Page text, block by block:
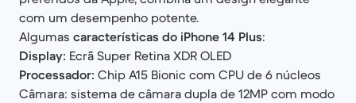
com um desempenho potente.
Algumas características do iPhone 14 Plus:
Display: Ecrã Super Retina XDR OLED
Processador: Chip A15 Bionic com CPU de 6 núcleos
Câmara: sistema de câmara dupla de 12MP com modo